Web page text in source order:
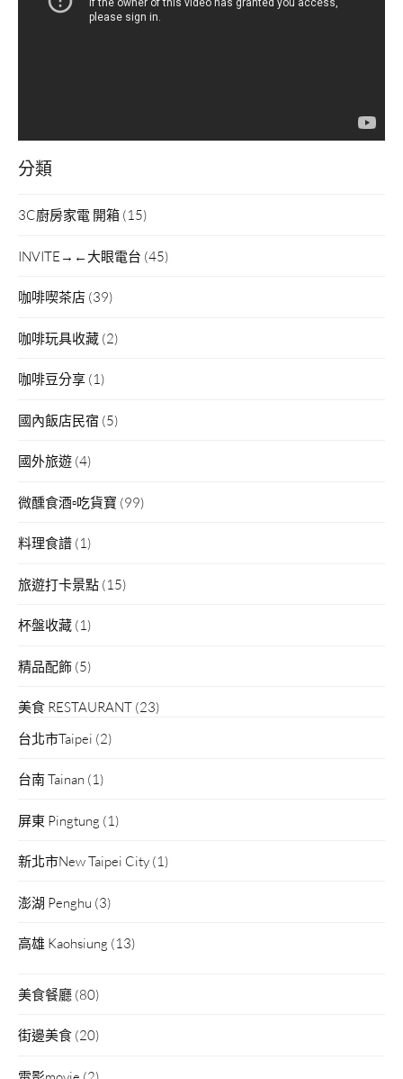
分類
3C廚房家電 開箱 (15)
INVITE→←大眼電台 (45)
咖啡喫茶店 (39)
咖啡玩具收藏 (2)
咖啡豆分享 (1)
國內飯店民宿 (5)
國外旅遊 (4)
微醺食酒▫吃貨寶 (99)
料理食譜 (1)
旅遊打卡景點 (15)
杯盤收藏 (1)
精品配飾 (5)
美食 RESTAURANT (23)
台北市Taipei (2)
台南 Tainan (1)
屏東 Pingtung (1)
新北市New Taipei City (1)
澎湖 Penghu (3)
高雄 Kaohsiung (13)
美食餐廳 (80)
街邊美食 (20)